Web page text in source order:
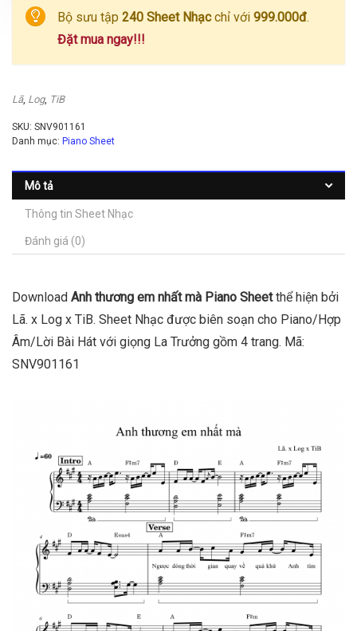
Bộ sưu tập 240 Sheet Nhạcchỉ với 999.000đ.
Đặt mua ngay!!!
Lã, Log, TiB
SKU: SNV901161
Danh mục: Piano Sheet
Mô tả
Thông tin Sheet Nhạc
Đánh giá (0)
Download Anh thương em nhất mà Piano Sheetthể hiện bởi
Lã. x Log x TiB. Sheet Nhạc được biên soạn cho Piano/Hợp
Âm/Lời Bài Hát với giọng La Trưởng gồm 4 trang. Mã:
SNV901161